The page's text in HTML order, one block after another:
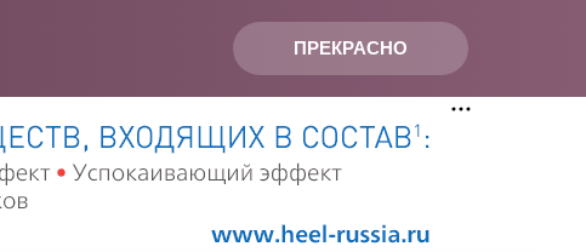
ПРЕКРАСНО